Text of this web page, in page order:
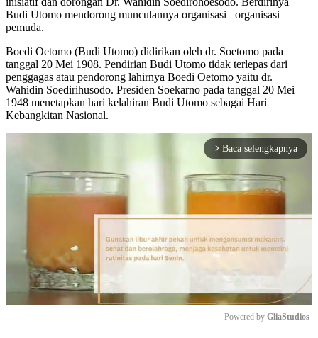
Budi Utomo mendorong munculannya organisasi –organisasi
pemuda.
Boedi Oetomo (Budi Utomo) didirikan oleh dr. Soetomo pada
tanggal 20 Mei 1908. Pendirian Budi Utomo tidak terlepas dari
penggagas atau pendorong lahirnya Boedi Oetomo yaitu dr.
Wahidin Soedirihusodo. Presiden Soekarno pada tanggal 20 Mei
1948 menetapkan hari kelahiran Budi Utomo sebagai Hari
Kebangkitan Nasional.
arrow_forward_ios Baca selengkapnya
Powered by GliaStudios